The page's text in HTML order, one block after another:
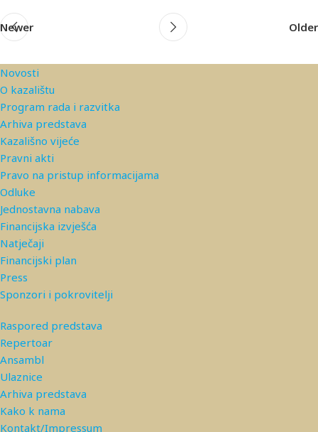
Newer Older
Novosti
O kazalištu
Program rada i razvitka
Arhiva predstava
Kazališno vijeće
Pravni akti
Pravo na pristup informacijama
Odluke
Jednostavna nabava
Financijska izvješća
Natječaji
Financijski plan
Press
Sponzori i pokrovitelji
Raspored predstava
Repertoar
Ansambl
Ulaznice
Arhiva predstava
Kako k nama
Kontakt/Impressum